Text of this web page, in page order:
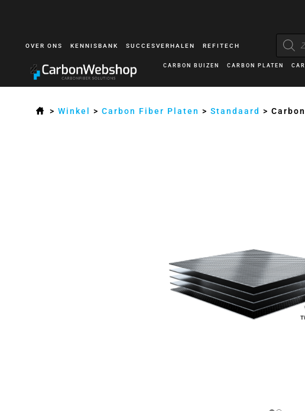
OVER ONS KENNISBANK SUCCESVERHALEN REFITECH
Producten
zoeken
CARBON BUIZEN CARBON PLATEN
>Winkel >Carbon Fiber Platen >Standaard >